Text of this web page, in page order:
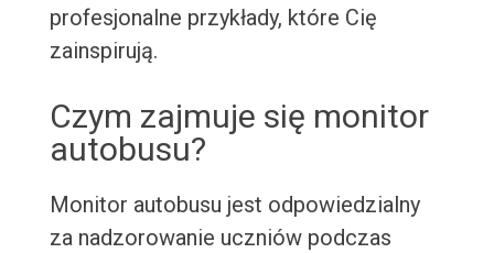
profesjonalne przykłady, które Cię
zainspirują.
Czym zajmuje się monitor
autobusu?
Monitor autobusu jest odpowiedzialny
za nadzorowanie uczniów podczas